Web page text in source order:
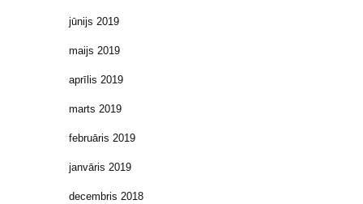
jūnijs 2019
maijs 2019
aprīlis 2019
marts 2019
februāris 2019
janvāris 2019
decembris 2018